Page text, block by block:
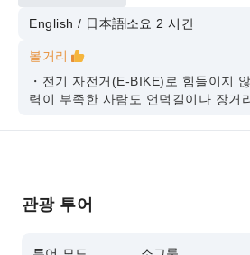
English / 日本語소요 2 시간
볼거리
・전기 자전거(E-BIKE)로 힘들이지
력이 부족한 사람도 언덕길이나 장거
관광 투어